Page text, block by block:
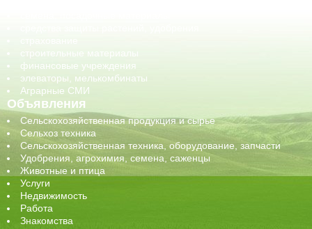
строительные материалы
финансовые учреждения
элеваторы, мелькомбинаты
Аграрные СМИ
Объявления
Сельскохозяйственная продукция и сырье
Сельхоз техника
Сельскохозяйственная техника, оборудование, запчасти
Удобрения, агрохимия, семена, саженцы
Животные и птица
Услуги
Недвижимость
Работа
Знакомства